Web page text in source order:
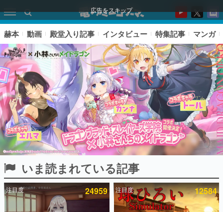
広告をスキップ
ピックアップ
電ファミのいま読まれている記事ランキング
赫本 動画 殿堂入り記事 インタビュー 特集記事 マンガ
いま読まれている記事
注目度 24959 注目度 12584